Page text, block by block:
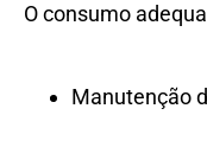
O consumo
Manutenção